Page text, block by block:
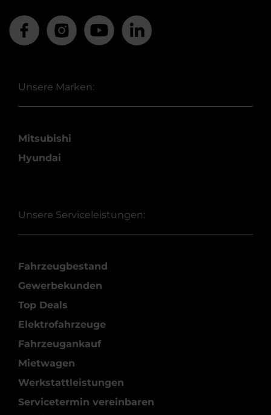
Unsere Marken:
Mitsubishi
Hyundai
Unsere Serviceleistungen:
Fahrzeugbestand
Gewerbekunden
Top Deals
Elektrofahrzeuge
Fahrzeugankauf
Mietwagen
Werkstattleistungen
Servicetermin vereinbaren